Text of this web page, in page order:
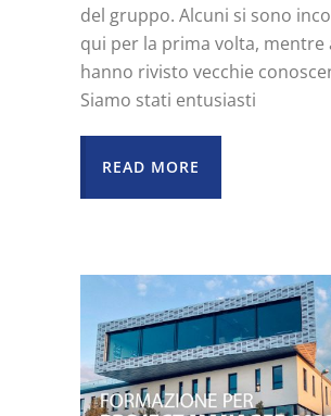
del gruppo. Alcuni si sono
qui per la prima volta, mentre
hanno rivisto vecchie
Siamo stati entusiasti
READ MORE